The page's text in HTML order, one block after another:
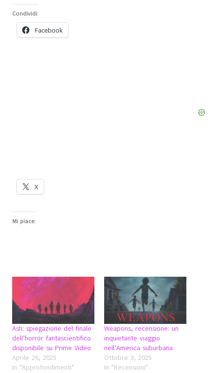
Condividi:
Facebook
X
Mi piace:
Ash: spiegazione del finale
dell’horror fantascientifico
disponibile su Prime Video
Aprile 26, 2025
In "Approfondimenti"
Weapons, recensione: un
inquietante viaggio
nell’America suburbana
Ottobre 3, 2025
In "Recensioni"